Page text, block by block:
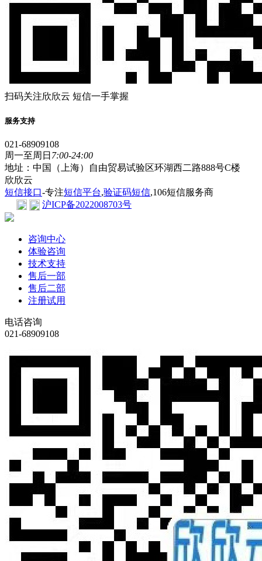
扫码关注欣欣云 短信一手掌握
服务支持
021-68909108
周一至周日 7:00-24:00
地址：中国（上海）自由贸易试验区环湖西二路888号C楼
欣欣云
短信接口-专注短信平台,验证码短信,106短信服务商
沪ICP备2022008703号
咨询中心
体验咨询
技术支持
售后一部
售后二部
注册试用
电话咨询
021-68909108